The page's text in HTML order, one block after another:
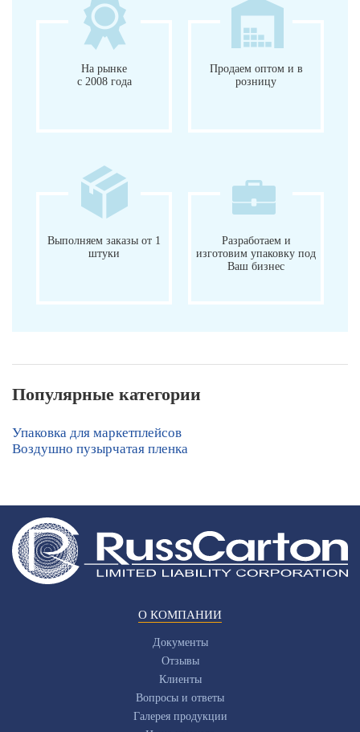
На рынке
с 2008 года
Продаем оптом и в
розницу
Выполняем заказы от 1
штуки
Разработаем и
изготовим упаковку под
Ваш бизнес
Популярные категории
Упаковка для маркетплейсов
Воздушно пузырчатая пленка
О КОМПАНИИ
Документы
Отзывы
Клиенты
Вопросы и ответы
Галерея продукции